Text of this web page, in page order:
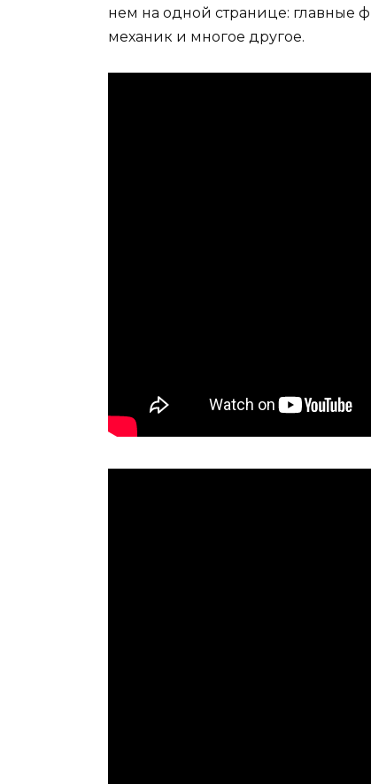
нем на одной странице: главные
механик и многое другое.